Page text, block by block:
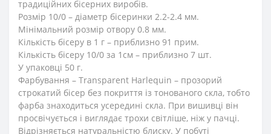
традиційних бісерних виробів.
Розмір 10/0 – діаметр бісеринки 2.2-2.4 мм.
Мінімальний розмір отвору 0.8 мм.
Кількість бісеру в 1 г – приблизно 91 прим.
Кількість бісеру 10/0 за 1см – приблизно 7 шт.
У упаковці 50 г.
Фарбування – Transparent Harlequin – прозорий
строкатий бісер без покриття із тонованого скла, тобто
фарба знаходиться усередині скла. При вишивці він
просвічується і виглядає трохи світліше, ніж у пачці.
Відрізняється натуральністю блиску. У побуті